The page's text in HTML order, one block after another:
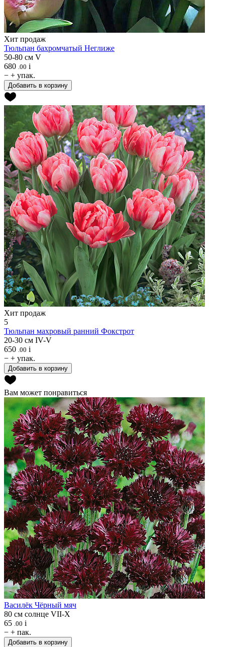
Хит продаж
Тюльпан бахромчатый Неглиже
50-80 см V
680 .00 i
− + упак.
Добавить в корзину
Хит продаж
5
Тюльпан махровый ранний Фокстрот
20-30 см IV-V
650 .00 i
− + упак.
Добавить в корзину
Вам может понравиться
Василёк Чёрный мяч
80 см солнце VII-X
65 .00 i
− + пак.
Добавить в корзину